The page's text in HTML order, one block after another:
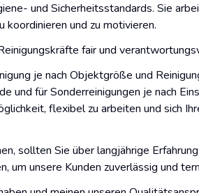
und Sicherheitsstandards. Sie
koordinieren und zu motivieren.
fair und
je nach Objektgröße und
und für Sonderreinigungen je nach
flexibel zu arbeiten und sich
sollten Sie über langjährige
um unsere Kunden zuverlässig und